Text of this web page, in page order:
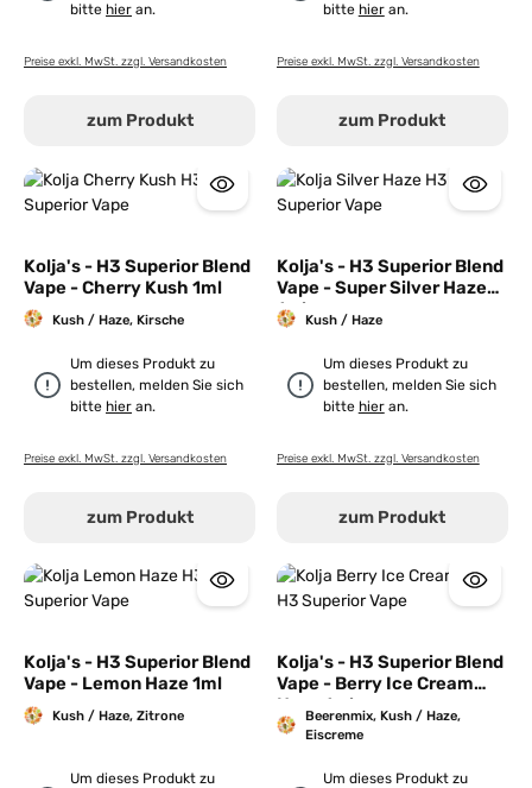
bitte hier an.
Preise exkl. MwSt. zzgl. Versandkosten
zum Produkt
bitte hieran.
Preise exkl. MwSt. zzgl. Versandkosten
zum Produkt
Kolja's - H3 Superior Blend
Vape - Cherry Kush 1ml
Kush / Haze, Kirsche
Um dieses Produkt zu
bestellen, melden Sie sich
bitte hier an.
Preise exkl. MwSt. zzgl. Versandkosten
zum Produkt
Kolja's - H3 Superior Blend
Vape - Super Silver Haze
1ml
Kush / Haze
Um dieses Produkt zu
bestellen, melden Sie sich
bitte hieran.
Preise exkl. MwSt. zzgl. Versandkosten
zum Produkt
Kolja's - H3 Superior Blend
Vape - Lemon Haze 1ml
Kush / Haze, Zitrone
Um dieses Produkt zu
Kolja's - H3 Superior Blend
Vape - Berry Ice Cream
Haze 1ml
Beerenmix, Kush / Haze,
Eiscreme
Um dieses Produkt zu